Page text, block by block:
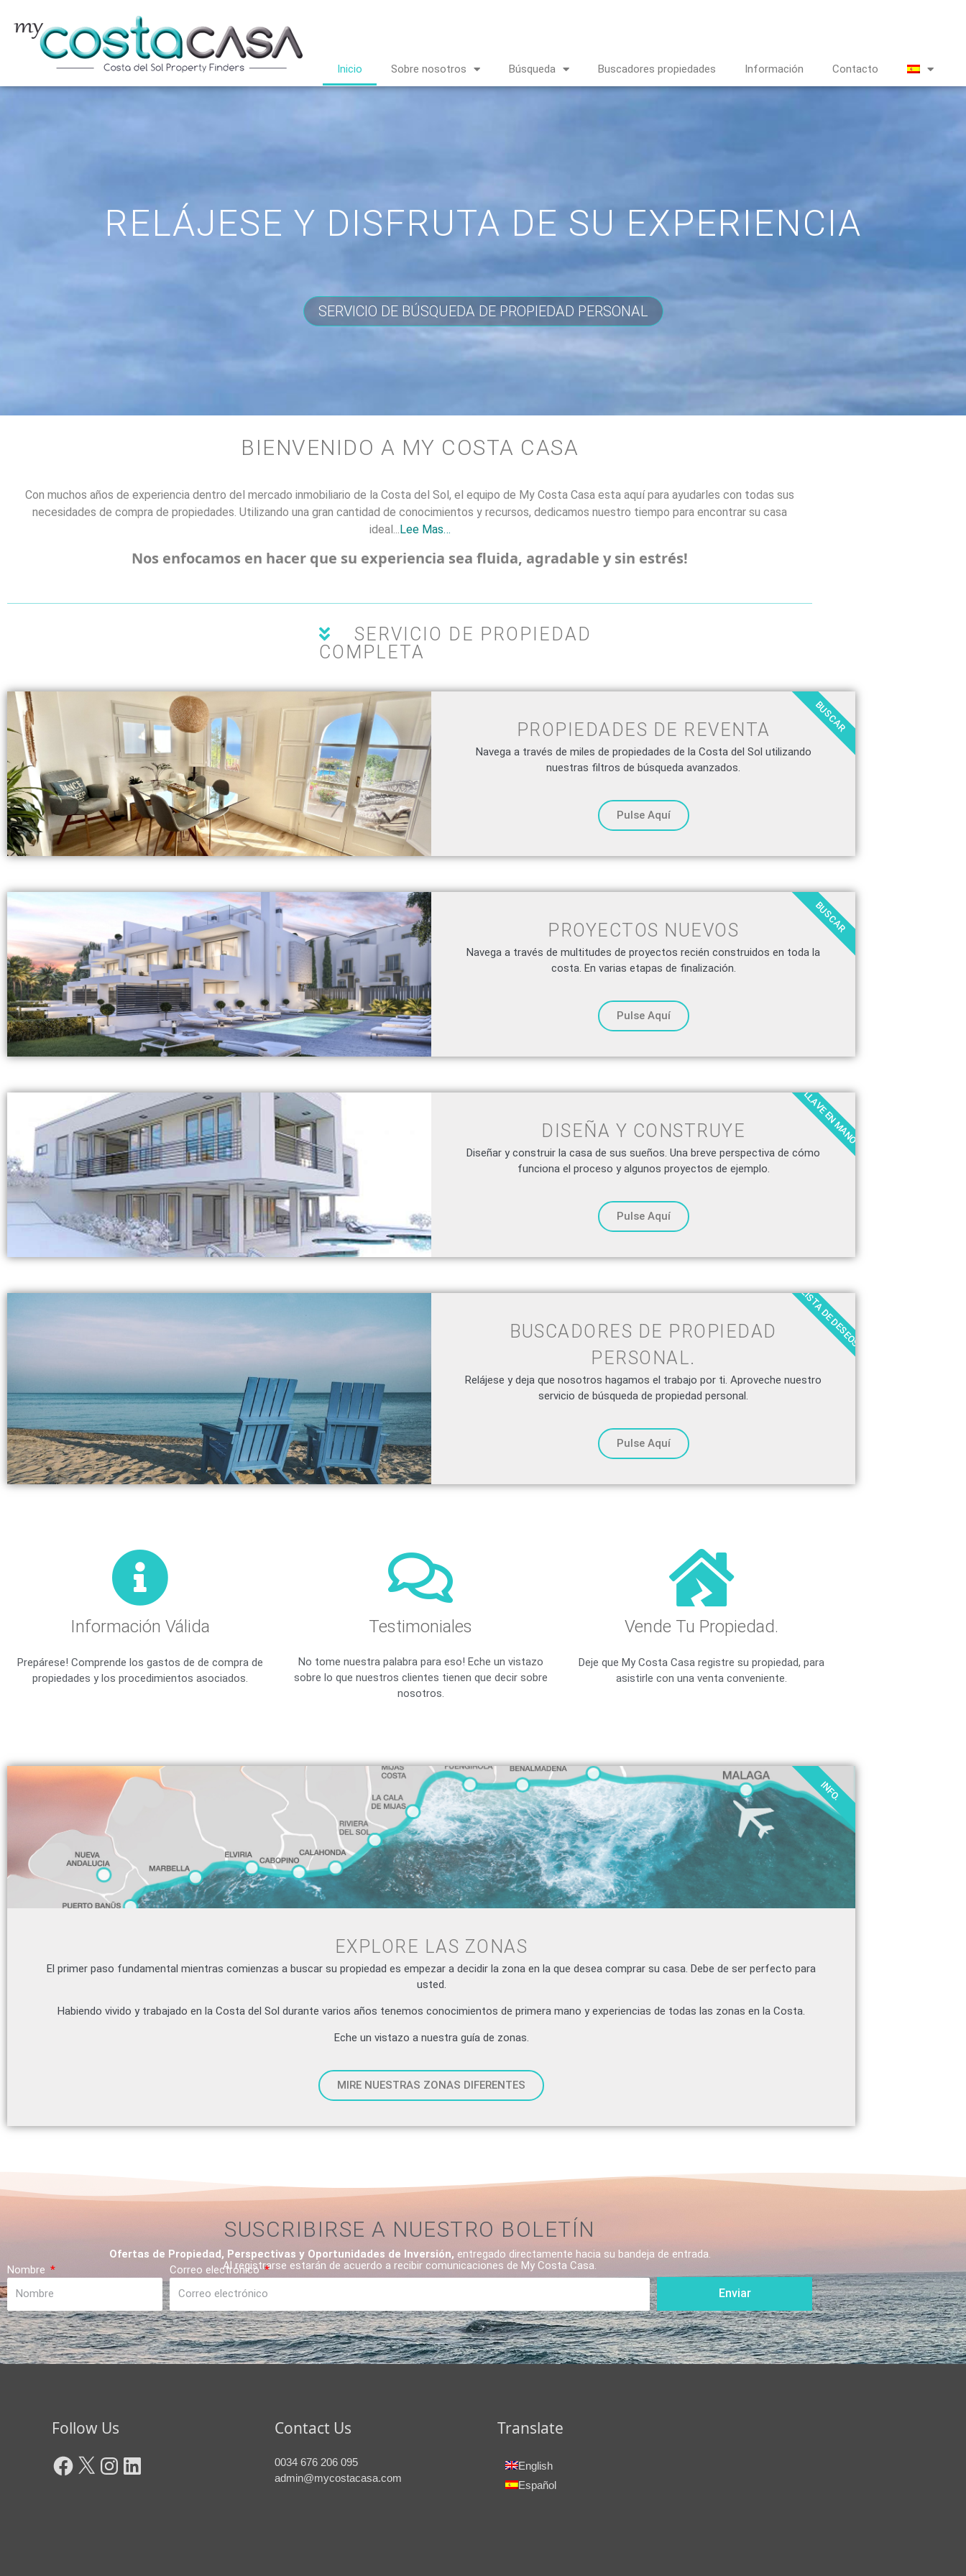
contenido
Inicio Sobre nosotros Búsqueda Buscadores propiedades Información Contacto
RELÁJESE Y DISFRUTA DE SU EXPERIENCIA
SERVICIO DE BÚSQUEDA DE PROPIEDAD PERSONAL
BIENVENIDO A MY COSTA CASA
Con muchos años de experiencia dentro del mercado inmobiliario de la Costa del Sol, el equipo de My Costa Casa esta aquí para ayudarles con todas sus
necesidades de compra de propiedades. Utilizando una gran cantidad de conocimientos y recursos, dedicamos nuestro tiempo para encontrar su casa
ideal...Lee Mas…
Nos enfocamos en hacer que su experiencia sea fluida, agradable y sin estrés!
SERVICIO DE PROPIEDAD
COMPLETA
PROPIEDADES DE REVENTA
Navega a través de miles de propiedades de la Costa del Sol utilizando
nuestras filtros de búsqueda avanzados.
Pulse Aquí
BUSCAR
PROYECTOS NUEVOS
Navega a través de multitudes de proyectos recién construidos en toda la
costa. En varias etapas de finalización.
Pulse Aquí
BUSCAR
DISEÑA Y CONSTRUYE
Diseñar y construir la casa de sus sueños. Una breve perspectiva de cómo
funciona el proceso y algunos proyectos de ejemplo.
Pulse Aquí
LLAVE EN MANO
BUSCADORES DE PROPIEDAD
PERSONAL.
Relájese y deja que nosotros hagamos el trabajo por ti. Aproveche nuestro
servicio de búsqueda de propiedad personal.
Pulse Aquí
LISTA DE DESEOS
Información Válida
Prepárese! Comprende los gastos de de compra de
propiedades y los procedimientos asociados.
Testimoniales
No tome nuestra palabra para eso! Eche un vistazo
sobre lo que nuestros clientes tienen que decir sobre
nosotros.
Vende Tu Propiedad.
Deje que My Costa Casa registre su propiedad, para
asistirle con una venta conveniente.
EXPLORE LAS ZONAS
El primer paso fundamental mientras comienzas a buscar su propiedad es empezar a decidir la zona en la que desea comprar su casa. Debe de ser perfecto para
usted.
Habiendo vivido y trabajado en la Costa del Sol durante varios años tenemos conocimientos de primera mano y experiencias de todas las zonas en la Costa.
Eche un vistazo a nuestra guía de zonas.
MIRE NUESTRAS ZONAS DIFERENTES
INFO.
SUSCRIBIRSE A NUESTRO BOLETÍN
Ofertas de Propiedad, Perspectivas y Oportunidades de Inversión, entregado directamente hacia su bandeja de entrada.
Al registrarse estarán de acuerdo a recibir comunicaciones de My Costa Casa.
Nombre Correo electrónico
Enviar
Follow Us Contact Us
0034 676 206 095
admin@mycostacasa.com
Translate
English
Español